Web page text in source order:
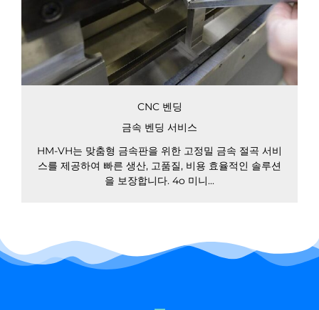
CNC 벤딩
금속 벤딩 서비스
HM-VH는 맞춤형 금속판을 위한 고정밀 금속 절곡 서비
스를 제공하여 빠른 생산, 고품질, 비용 효율적인 솔루션
을 보장합니다. 4o 미니...